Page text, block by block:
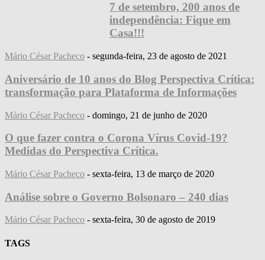
7 de setembro, 200 anos de
independência: Fique em
Casa!!!
Mário César Pacheco - segunda-feira, 23 de agosto de 2021
Aniversário de 10 anos do Blog Perspectiva Crítica:
transformação para Plataforma de Informações
Mário César Pacheco - domingo, 21 de junho de 2020
O que fazer contra o Corona Vírus Covid-19?
Medidas do Perspectiva Crítica.
Mário César Pacheco - sexta-feira, 13 de março de 2020
Análise sobre o Governo Bolsonaro – 240 dias
Mário César Pacheco - sexta-feira, 30 de agosto de 2019
TAGS